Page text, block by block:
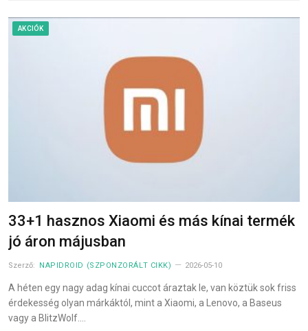
AKCIÓK
33+1 hasznos Xiaomi és más kínai termék
jó áron májusban
Szerző: NAPIDROID (SZPONZORÁLT CIKK) 2026-05-10
A héten egy nagy adag kínai cuccot áraztak le, van köztük sok friss
érdekesség olyan márkáktól, mint a Xiaomi, a Lenovo, a Baseus
vagy a BlitzWolf.…